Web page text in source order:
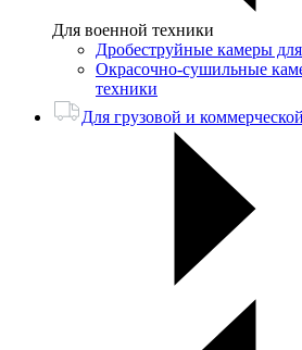
Для военной техники
Дробеструйные камеры
Окрасочно-сушильные
техники
Для грузовой и